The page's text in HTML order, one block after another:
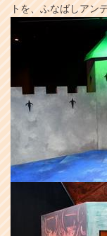
トを、ふなばしアン